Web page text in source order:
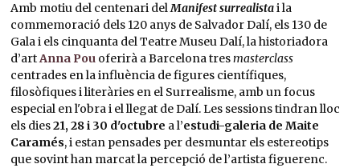
Amb motiu del centenari delManifest surrealistai la
commemoració dels 120 anys de Salvador Dalí, els 130 de
Gala i els cinquanta del Teatre Museu Dalí, la historiadora
d’artAnna Pou oferirà a Barcelona tresmasterclass
centrades en la influència de figures científiques,
filosòfiques i literàries en el Surrealisme, amb un focus
especial en l'obra i el llegat de Dalí. Les sessions tindran lloc
els dies21, 28 i 30 d'octubre a l’estudi-galeria de Maite
Caramés, i estan pensades per desmuntar els estereotips
que sovint han marcat la percepció de l’artista figuerenc.